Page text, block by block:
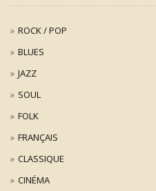
ROCK / POP
BLUES
JAZZ
SOUL
FOLK
FRANÇAIS
CLASSIQUE
CINÉMA